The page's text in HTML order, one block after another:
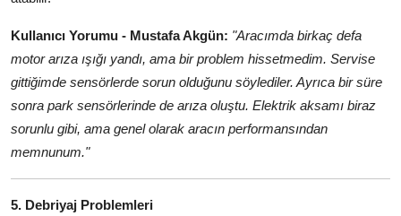
Kullanıcı Yorumu - Mustafa Akgün: "Aracımda birkaç defa
motor arıza ışığı yandı, ama bir problem hissetmedim. Servise
gittiğimde sensörlerde sorun olduğunu söylediler. Ayrıca bir süre
sonra park sensörlerinde de arıza oluştu. Elektrik aksamı biraz
sorunlu gibi, ama genel olarak aracın performansından
memnunum."
5. Debriyaj Problemleri